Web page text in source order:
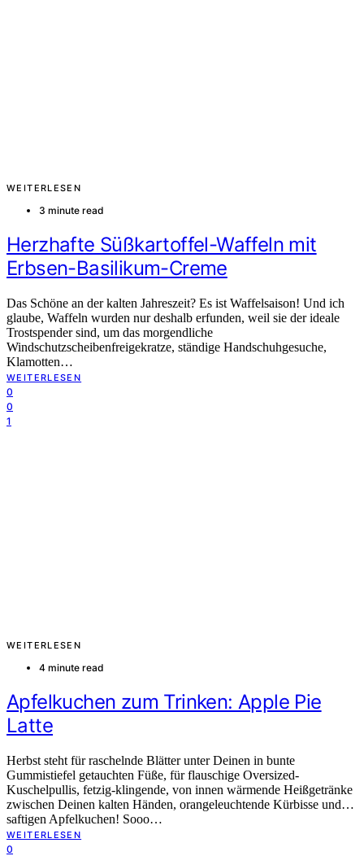
WEITERLESEN
3 minute read
Herzhafte Süßkartoffel-Waffeln mit
Erbsen-Basilikum-Creme
Das Schöne an der kalten Jahreszeit? Es ist Waffelsaison! Und ich
glaube, Waffeln wurden nur deshalb erfunden, weil sie der ideale
Trostspender sind, um das morgendliche
Windschutzscheibenfreigekratze, ständige Handschuhgesuche,
Klamotten…
WEITERLESEN
0
0
1
WEITERLESEN
4 minute read
Apfelkuchen zum Trinken: Apple Pie
Latte
Herbst steht für raschelnde Blätter unter Deinen in bunte
Gummistiefel getauchten Füße, für flauschige Oversized-
Kuschelpullis, fetzig-klingende, von innen wärmende Heißgetränke
zwischen Deinen kalten Händen, orangeleuchtende Kürbisse und…
saftigen Apfelkuchen! Sooo…
WEITERLESEN
0